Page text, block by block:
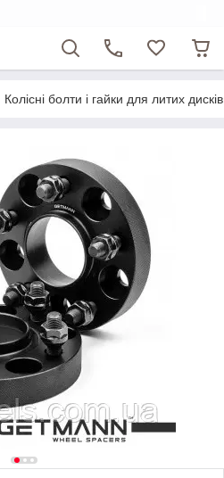
Колісні болти і гайки для литих